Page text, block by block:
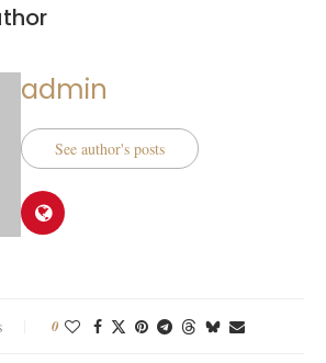
admin
See author's posts
0